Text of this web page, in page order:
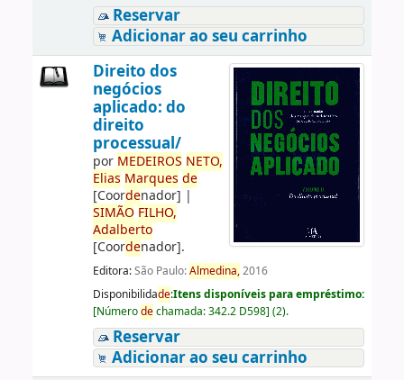
Reservar
Adicionar ao seu carrinho
Direito dos
negócios
aplicado: do
direito
processual/
por MEDEIROS NETO,
Elias Marques de
[Coordenador] |
SIMÃO FILHO,
Adalberto
[Coordenador].
Editora:São Paulo:Almedina,2016
Disponibilidade:Itens disponíveis para empréstimo:
[Númerodechamada:342.2 D598] (2).
Reservar
Adicionar ao seu carrinho